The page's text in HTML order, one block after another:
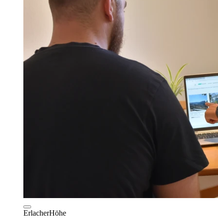
ErlacherHöhe